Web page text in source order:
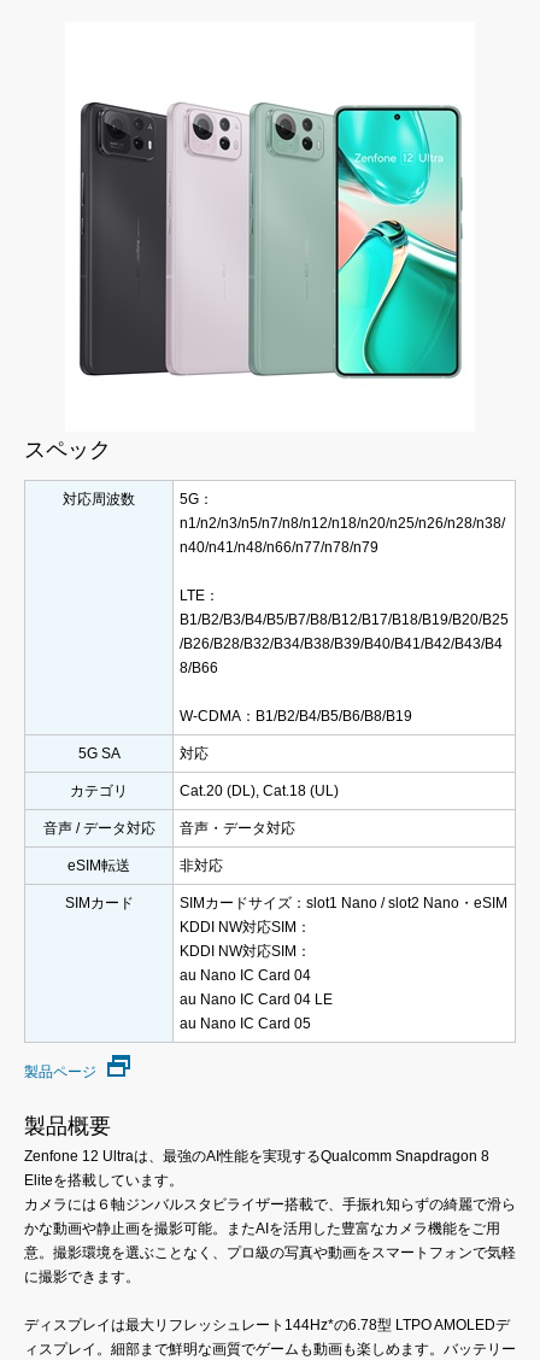
スペック
対応周波数
5G：
n1/n2/n3/n5/n7/n8/n12/n18/n20/n25/n26/n28/n38/
n40/n41/n48/n66/n77/n78/n79
LTE：
B1/B2/B3/B4/B5/B7/B8/B12/B17/B18/B19/B20/B25
/B26/B28/B32/B34/B38/B39/B40/B41/B42/B43/B4
8/B66
W-CDMA：B1/B2/B4/B5/B6/B8/B19
5G SA 対応
カテゴリ Cat.20 (DL), Cat.18 (UL)
音声 / データ対応 音声・データ対応
eSIM転送 非対応
SIMカード
SIMカードサイズ：slot1 Nano / slot2 Nano・eSIM
KDDI NW対応SIM：
KDDI NW対応SIM：
au Nano IC Card 04
au Nano IC Card 04 LE
au Nano IC Card 05
製品ページ
製品概要
Zenfone 12 Ultraは、最強のAI性能を実現するQualcomm Snapdragon 8
Eliteを搭載しています。
カメラには６軸ジンバルスタビライザー搭載で、手振れ知らずの綺麗で滑ら
かな動画や静止画を撮影可能。またAIを活用した豊富なカメラ機能をご用
意。撮影環境を選ぶことなく、プロ級の写真や動画をスマートフォンで気軽
に撮影できます。
ディスプレイは最大リフレッシュレート144Hz*の6.78型 LTPO AMOLEDデ
ィスプレイ。細部まで鮮明な画質でゲームも動画も楽しめます。バッテリー